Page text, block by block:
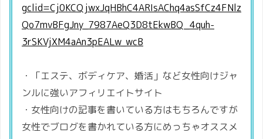
gclid=Cj0KCQjwxJqHBhC4ARIsAChq4asSfCz4FNlz
Qo7mvBFgJny_7987AeQ3D8tEkwBQ_4quh-
3rSKVjXM4aAn3pEALw_wcB
・「エステ、ボディケア、婚活」など女性向けジャ
ンルに強いアフィリエイトサイト
・女性向けの記事を書いている方はもちろんですが
女性でブログを書かれている方にめっちゃオススメ